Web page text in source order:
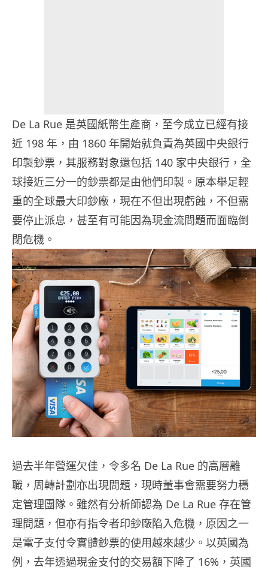
De La Rue 是英國紙幣生產商，至今成立已經有接
近 198 年，由 1860 年開始就負責為英國中央銀行
印製鈔票，其服務對象還包括 140 家中央銀行，全
球接近三分一的鈔票都是由他們印製。原本舉足輕
重的全球最大印鈔廠，現在不但出現虧蝕，不但需
要停止派息，甚至有可能因為現金流問題而面臨倒
閉危機。
過去半年營運欠佳，令多名 De La Rue 的高層離
職，周轉計劃亦出現問題，現時董事會需要努力穩
定管理團隊。雖然有分析師認為 De La Rue 存在管
理問題，但亦有指令者印鈔廠陷入危機，原因之一
是電子支付令實體鈔票的使用越來越少。以英國為
例，去年透過現金支付的交易額下降了 16%，英國